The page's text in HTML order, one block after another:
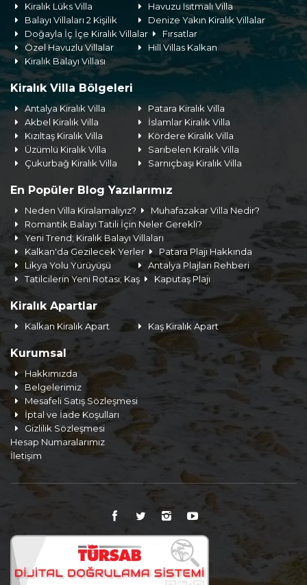
Kiralık Lüks Villa
Havuzu Isıtmalı Villa
Balayı Villaları 2 Kişilik
Denize Yakın Kiralık Villalar
Doğayla İç İçe Kiralık Villalar
Fırsatlar
Özel Havuzlu Villalar
Hill Villas Kalkan
Kiralık Balayı Villası
Kiralık Villa Bölgeleri
Antalya Kiralık Villa
Patara Kiralık Villa
Akbel Kiralık Villa
İslamlar Kiralık Villa
Kızıltaş Kiralık Villa
Kördere Kiralık Villa
Üzümlü Kiralık Villa
Sarıbelen Kiralık Villa
Çukurbağ Kiralık Villa
Sarnıçbaşı Kiralık Villa
En Popüler Blog Yazılarımız
Neden Villa Kiralamalıyız?
Muhafazakar Villa Nedir?
Romantik Balayı Tatili İçin Neler Gerekli?
Yeni Trend; Kiralık Balayı Villaları
Kalkan'da Gezilecek Yerler
Patara Plajı Hakkında
Likya Yolu Yürüyüşü
Antalya Plajları Rehberi
Tatilcilerin Yeni Rotası; Kaş
Kaputaş Plajı
Kiralık Apartlar
Kalkan Kiralık Apart Kaş Kiralık Apart
Kurumsal
Hakkımızda
Belgelerimiz
Mesafeli Satış Sözleşmesi
İptal ve İade Koşulları
Gizlilik Sözleşmesi
Hesap Numaralarımız
İletişim